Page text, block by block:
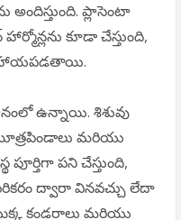
ప్లాసెంటా
కూడా చేస్తుంది,
సహాయపడతాయి.
ఉన్నాయి. శిశువు
మరియు
పని చేస్తుంది,
ద్వారా వినవచ్చు లేదా
కండరాలు మరియు